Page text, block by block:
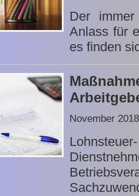
Der
Anlass für
es finden
November 2018